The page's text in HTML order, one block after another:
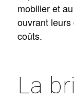
mobilier et
ouvrant
coûts.
La